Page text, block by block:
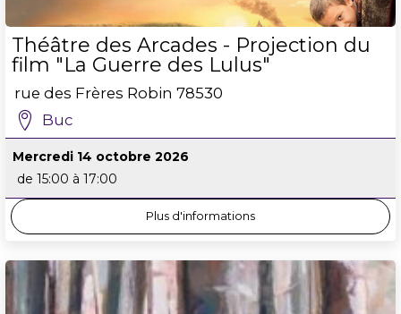
Théâtre des Arcades - Projection du
film "La Guerre des Lulus"
rue des Frères Robin 78530
Buc
Mercredi 14 octobre 2026
de 15:00 à 17:00
Plus d'informations